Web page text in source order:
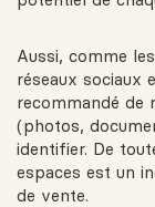
Aussi, comme
réseaux sociaux
recommandé de
(photos,
identifier. De
espaces est un
de vente.